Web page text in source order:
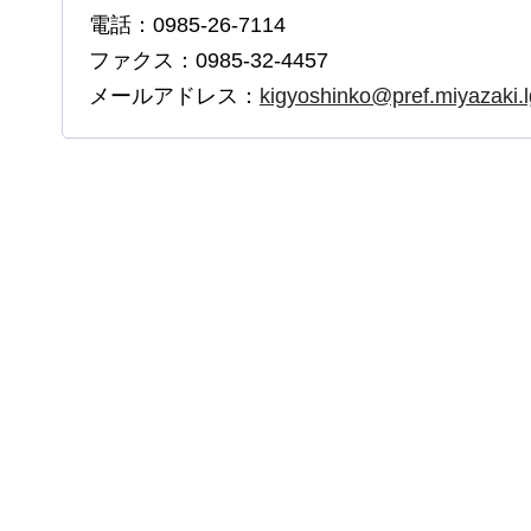
電話：0985-26-7114
ファクス：0985-32-4457
メールアドレス：